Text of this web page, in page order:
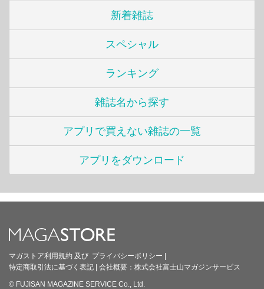
新着雑誌
スペシャル
ランキング
雑誌名から探す
アプリで買えない雑誌の一覧
アプリをダウンロード
マガストア利用規約 及び プライバシーポリシー |
特定商取引法に基づく表記 | 会社概要： 株式会社富士山マガジンサービス
© FUJISAN MAGAZINE SERVICE Co., Ltd.